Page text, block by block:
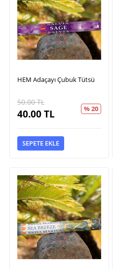
HEM Adaçayı Çubuk Tütsü
50.00TL
40.00TL % 20
SEPETE EKLE